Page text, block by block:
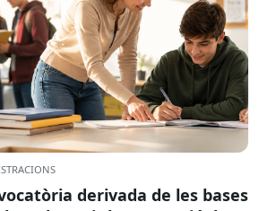
derivada de les bases